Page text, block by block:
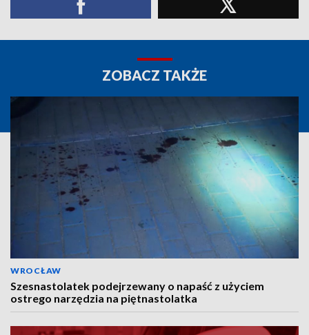
ZOBACZ TAKŻE
WROCŁAW
Szesnastolatek podejrzewany o napaść z użyciem
ostrego narzędzia na piętnastolatka